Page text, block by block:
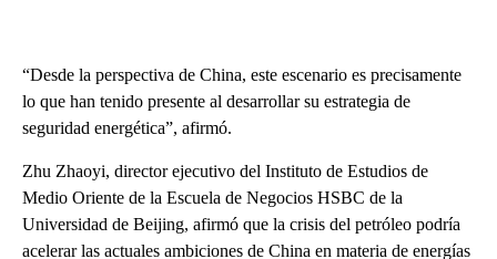
“Desde la perspectiva de China, este escenario es precisamente
lo que han tenido presente al desarrollar su estrategia de
seguridad energética”, afirmó.
Zhu Zhaoyi, director ejecutivo del Instituto de Estudios de
Medio Oriente de la Escuela de Negocios HSBC de la
Universidad de Beijing, afirmó que la crisis del petróleo podría
acelerar las actuales ambiciones de China en materia de energías